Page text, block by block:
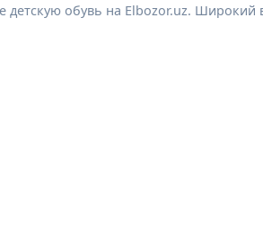
детскую обувь на Elbozor.uz.